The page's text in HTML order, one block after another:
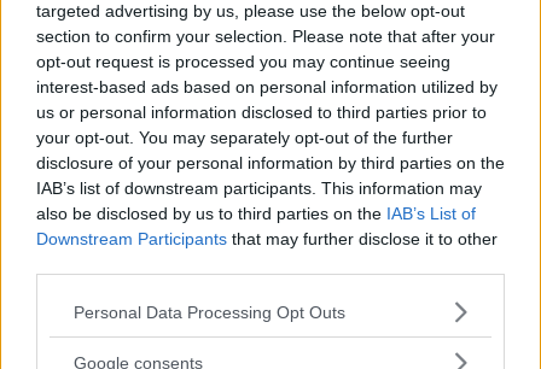
targeted advertising by us, please use the below opt-out
section to confirm your selection. Please note that after your
opt-out request is processed you may continue seeing
interest-based ads based on personal information utilized by
us or personal information disclosed to third parties prior to
your opt-out. You may separately opt-out of the further
disclosure of your personal information by third parties on the
IAB’s list of downstream participants. This information may
also be disclosed by us to third parties on the IAB’s List of
Downstream Participants that may further disclose it to other
Please note that this website/app uses one or more Google
not limited to your visit or usage behaviour. You may click to
Personal Data Processing Opt Outs
Google consents
OM System lanserar
gratislån av kameror &